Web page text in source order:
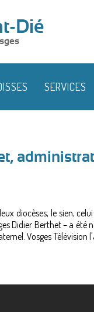
Dié
SERVICES
diocèses, le sien,
Didier Berthet – a
Vosges Télévision